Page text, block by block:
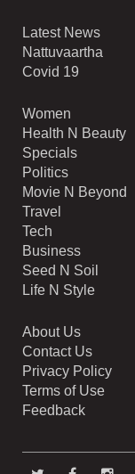
Latest News
Nattuvaartha
Covid 19
Women
Health N Beauty
Specials
Politics
Movie N Beyond
Travel
Tech
Business
Seed N Soil
Life N Style
About Us
Contact Us
Privacy Policy
Terms of Use
Feedback